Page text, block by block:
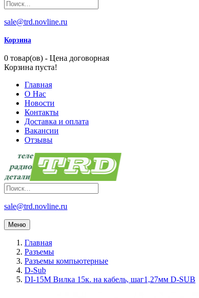
sale@trd.novline.ru
Корзина
0 товар(ов) - Цена договорная
Корзина пуста!
Главная
О Нас
Новости
Контакты
Доставка и оплата
Вакансии
Отзывы
sale@trd.novline.ru
Меню
Главная
Разъемы
Разъемы компьютерные
D-Sub
DI-15M Вилка 15к. на кабель, шаг1,27мм D-SUB